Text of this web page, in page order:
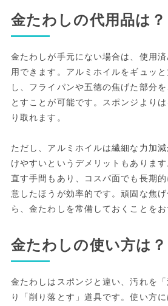
金たわしの代用品は？
金たわしが手元にない場合は、使用
用できます。アルミホイルをギュッ
し、フライパンや五徳の焦げた部分
とすことが可能です。スポンジより
り取れます。
ただし、アルミホイルは繊細な力加
けやすいというデメリットもありま
直す手間もあり、コスパ面でも長期
意したほうが効率的です。頑固な焦
ら、金たわしを常備しておくことをお
金たわしの使い方は？
金たわしはスポンジと違い、汚れを
り「削り落とす」道具です。使い方